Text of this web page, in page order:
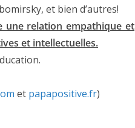
et bien d’autres!
une relation empathique et
et intellectuelles.
et papapositive.fr)